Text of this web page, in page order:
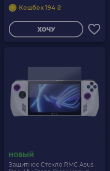
Кешбек 194 ₴
ХОЧУ
НОВЫЙ
Защитное Стекло RMC Asus